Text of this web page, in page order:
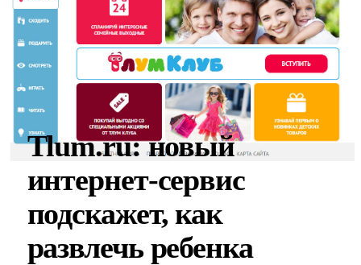
Tlum.ru: новый
интернет-сервис
подскажет, как
развлечь ребенка